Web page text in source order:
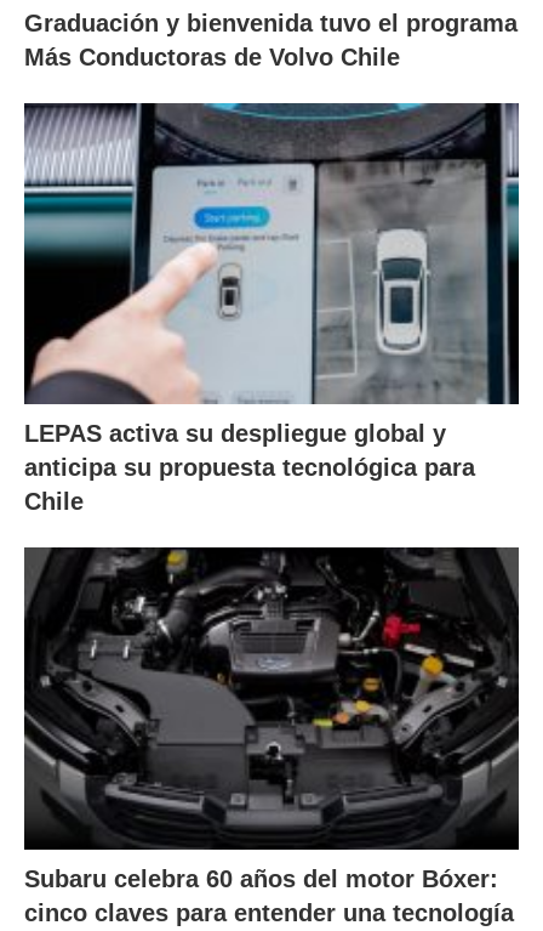
Graduación y bienvenida tuvo el programa
Más Conductoras de Volvo Chile
LEPAS activa su despliegue global y
anticipa su propuesta tecnológica para
Chile
Subaru celebra 60 años del motor Bóxer:
cinco claves para entender una tecnología